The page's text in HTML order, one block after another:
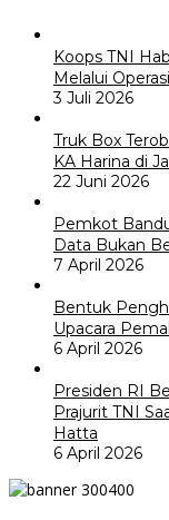
Koops TNI
Melalui
3 Juli 2026
Truk Box
KA Harina di
22 Juni 2026
Pemkot
Data Bukan
7 April 2026
Bentuk
Upacara
6 April 2026
Presiden RI
Prajurit TNI
Hatta
6 April 2026